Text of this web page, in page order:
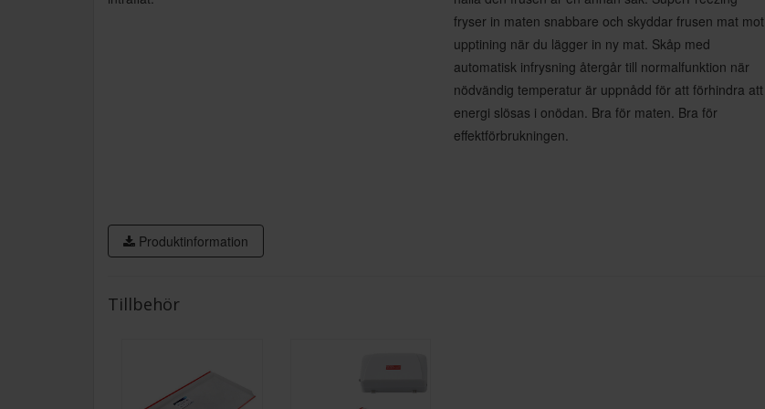
fryser in maten snabbare och skyddar frusen mat mot
upptining när du lägger in ny mat. Skåp med
automatisk infrysning återgår till normalfunktion när
nödvändig temperatur är uppnådd för att förhindra att
energi slösas i onödan. Bra för maten. Bra för
effektförbrukningen.
Produktinformation
Tillbehör